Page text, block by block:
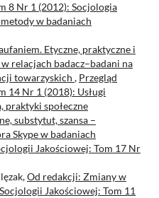
8 Nr 1 (2012): Socjologia
w badaniach
Etyczne, praktyczne i
relacjach badacz–badani na
towarzyskich , Przegląd
14 Nr 1 (2018): Usługi
praktyki społeczne
substytut, szansa –
Skype w badaniach
Jakościowej: Tom 17 Nr
Od redakcji: Zmiany w
Jakościowej: Tom 11